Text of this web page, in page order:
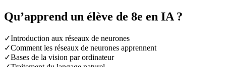
Qu’apprend un élève de 8e en IA ?
✓Introduction aux réseaux de neurones
✓Comment les réseaux de neurones apprennent
✓Bases de la vision par ordinateur